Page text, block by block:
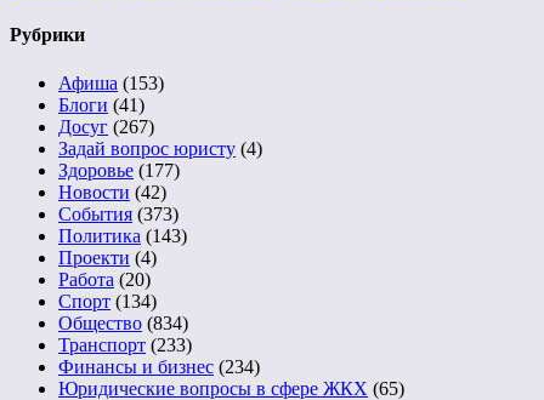
Рубрики
Афиша (153)
Блоги (41)
Досуг (267)
Задай вопрос юристу (4)
Здоровье (177)
Новости (42)
События (373)
Политика (143)
Проекти (4)
Работа (20)
Спорт (134)
Общество (834)
Транспорт (233)
Финансы и бизнес (234)
Юридические вопросы в сфере ЖКХ (65)